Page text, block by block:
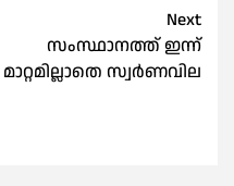
Next
സംസ്ഥാനത്ത് ഇന്ന്
മാറ്റമില്ലാതെ സ്വർണവില